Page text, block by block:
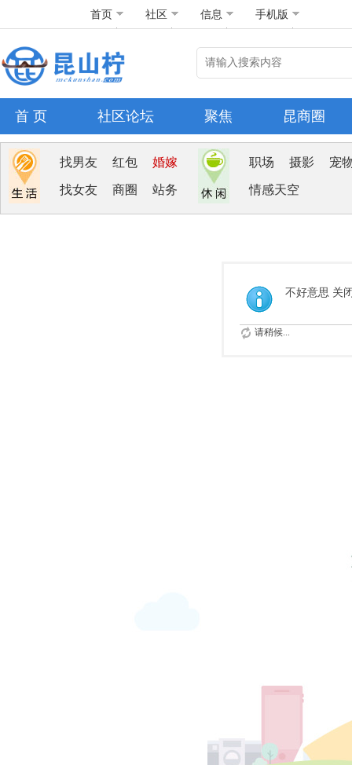
首页 社区 信息 手机版
首 页 社区论坛 聚焦 昆商圈
找男友 红包 婚嫁
找女友 商圈 站务
职场 摄影 宠
情感天空
不好意思 关
请稍候...